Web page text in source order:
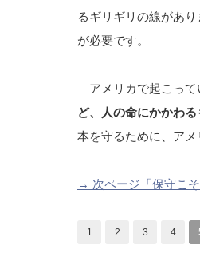
るギリギリの線があ
が必要です。
アメリカで起こって
ど、人の命にかかわ
本を守るために、アメ
→ 次ページ「保守こ
1 2 3 4